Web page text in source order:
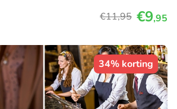
€11,95 €9,95
34% korting